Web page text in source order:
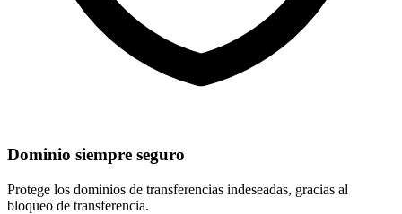
Dominio siempre seguro
Protege los dominios de transferencias indeseadas, gracias al
bloqueo de transferencia.